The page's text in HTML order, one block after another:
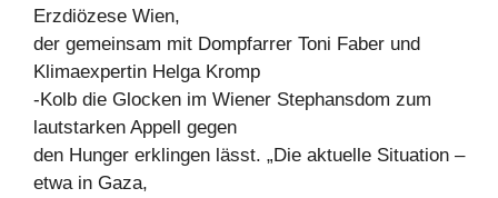
Erzdiözese Wien,
der gemeinsam mit Dompfarrer Toni Faber und
Klimaexpertin Helga Kromp
-Kolb die Glocken im Wiener Stephansdom zum
lautstarken Appell gegen
den Hunger erklingen lässt. „Die aktuelle Situation –
etwa in Gaza,